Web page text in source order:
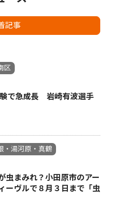
記事
区
で急成長 岩崎有波選手
・湯河原・真鶴
虫まみれ？小田原市のアー
ーヴルで８月３日まで「虫